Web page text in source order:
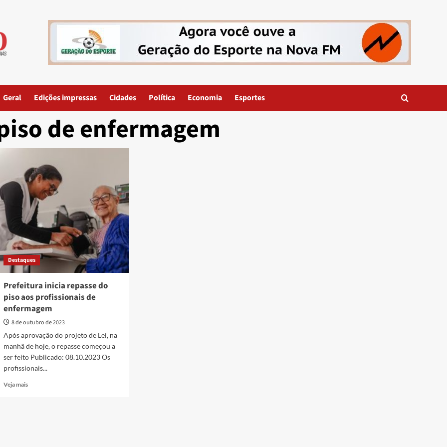
Geral Edições impressas Cidades Política Economia Esportes
de enfermagem
Destaques
Prefeitura inicia repasse do
piso aos profissionais de
enfermagem
8 de outubro de 2023
Após aprovação do projeto de Lei, na
manhã de hoje, o repasse começou a
ser feito Publicado: 08.10.2023 Os
profissionais...
Veja maisRead